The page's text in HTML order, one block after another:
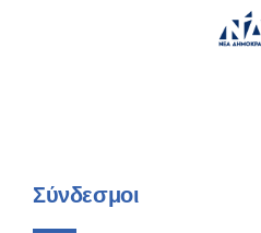
Σύνδεσμοι